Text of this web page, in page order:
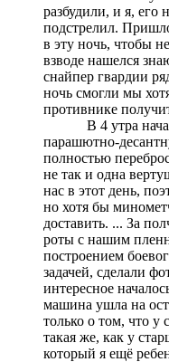
разбудили, и я,
подстрелил.
в эту ночь, чтобы
взводе нашелся
снайпер гвардии
ночь смогли мы
противнике
В 4 утра начали
парашютно-
полностью
не так и одна
нас в этот день,
но хотя бы
доставить. ... За
роты с нашим
построением
задачей, сделали
интересное
машина ушла на
только о том, что
такая же, как у
который я ещё